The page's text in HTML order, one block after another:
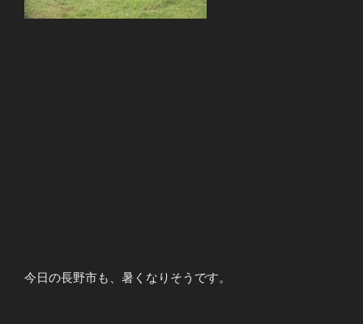
今日の長野市も、暑くなりそうです。